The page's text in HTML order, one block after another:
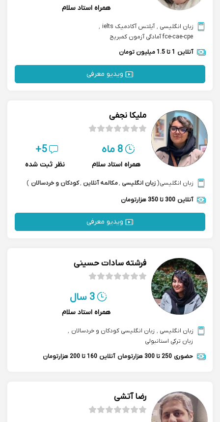
همراه استاد سلام
زبان انگلیسی , آیلتس آکادمیک ielts
,
fce-cae-cpe آمادگی آزمون کمبریج
آنلاین 1 تا 1.5 میلیون تومان
ویدیو معرفی
ملیکا نجفی
8 ماه
همراه استاد سلام
5+
نظر ثبت شده
زبان انگلیسی(زبان انگلیسی ,مکالمه آنلاین ,کودکان و خردسالان )
آنلاین 300 تا 350 هزارتومان
ویدیو معرفی
فرشته سادات حسینی
3 سال
همراه استاد سلام
زبان انگلیسی , زبان انگلیسی کودکان و خردسالان ,
زبان ترکی استانبولی
حضوری 250 تا 300 هزارتومان آنلاین 160 تا 200 هزارتومان
رضا آتشی